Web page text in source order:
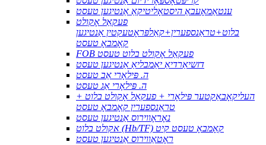
ענטאַמאָעבאַ היסטאָליטיקאַ אַנטיגען טעסט
פעקאַל אָקולט
בלוט+טראַנספערין+קאַלפּראָטעקטין אַנטיגען
קאָמבאָ טעסט
FOB פעקאַל אָקולט בלוט טעסט
דזשיאַרדיאַ יאַמבליאַ אַנטיגען טעסט
ה. פּילאָרי אַב טעסט
ה. פּילאָרי אַג טעסט
העליקאָבאַקטער פּילאָרי + פעקאַל אָקולט בלוט +
טראַנספערין קאָמבאָ טעסט
נאָראָווירוס אַנטיגען טעסט
אקולט בלוט (Hb/TF) קאָמבאָ טעסט קיט
ראָטאַווירוס אַנטיגען טעסט